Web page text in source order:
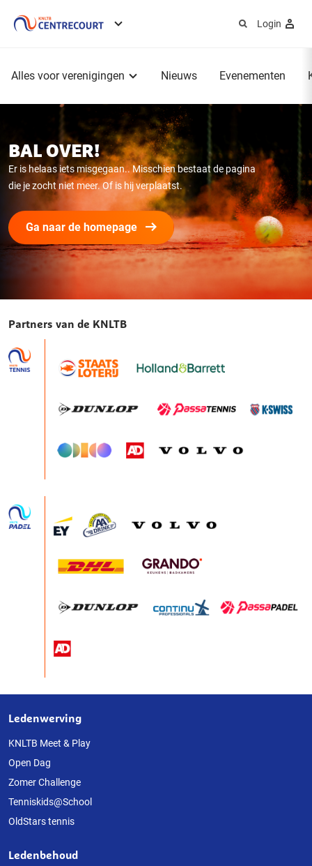
Login
Alles voor verenigingen Nieuws Evenementen
BAL OVER!
Er is helaas iets misgegaan.. Misschien bestaat de pagina
die je zocht niet meer. Of is hij verplaatst.
Ga naar de homepage
Partners van de KNLTB
Over
deze
website
Ledenwerving
KNLTB Meet & Play
Open Dag
Zomer Challenge
Tenniskids@School
OldStars tennis
Ledenbehoud